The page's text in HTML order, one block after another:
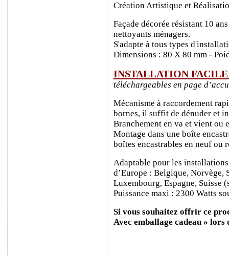
Création Artistique et
Façade décorée résistant 10
nettoyants ménagers.
S'adapte à tous types
Dimensions : 80 X 80 mm -
INSTALLATION
téléchargeables en page
Mécanisme à raccordement
bornes, il suffit de dénuder et
Branchement en va et vient ou
Montage dans une boîte
boîtes encastrables en neuf ou
Adaptable pour les
d’Europe : Belgique, Norvège,
Luxembourg, Espagne, Suisse
Puissance maxi : 2300 Watts
Si vous souhaitez offrir ce
Avec emballage cadeau » lors